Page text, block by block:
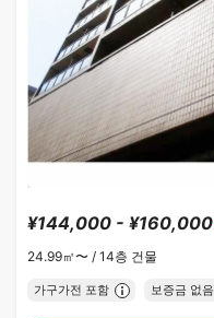
¥144,000 - ¥160,000
24.99㎡〜 / 14층 건물
가구가전 포함 보증금 없음